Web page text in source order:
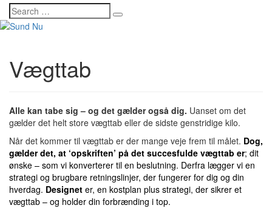
Vægttab
Alle kan tabe sig – og det gælder også dig. Uanset om det
gælder det helt store vægttab eller de sidste genstridige kilo.
Når det kommer til vægttab er der mange veje frem til målet. Dog,
gælder det, at ‘opskriften’ på det succesfulde vægttab er; dit
ønske – som vi konverterer til en beslutning. Derfra lægger vi en
strategi og brugbare retningslinjer, der fungerer for dig og din
hverdag. Designet er, en kostplan plus strategi, der sikrer et
vægttab – og holder din forbrænding i top.